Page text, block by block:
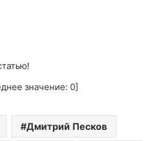
значение: 0]
Дмитрий Песков